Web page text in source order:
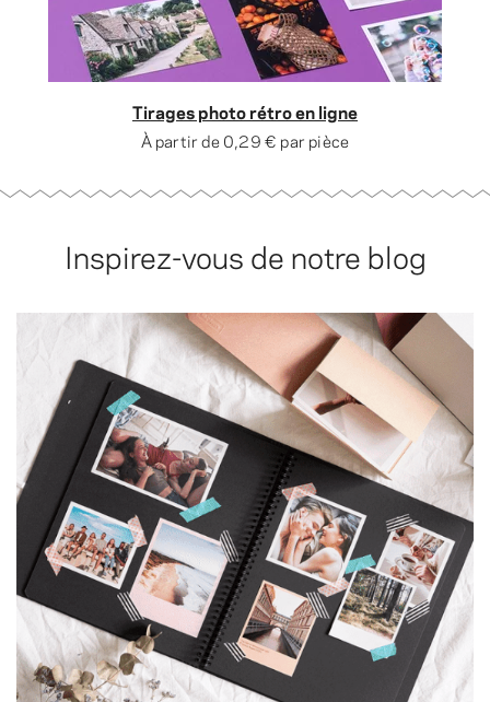
Tirages photo rétro en ligne
À partir de0,29 € par pièce
Inspirez-vous de notre blog